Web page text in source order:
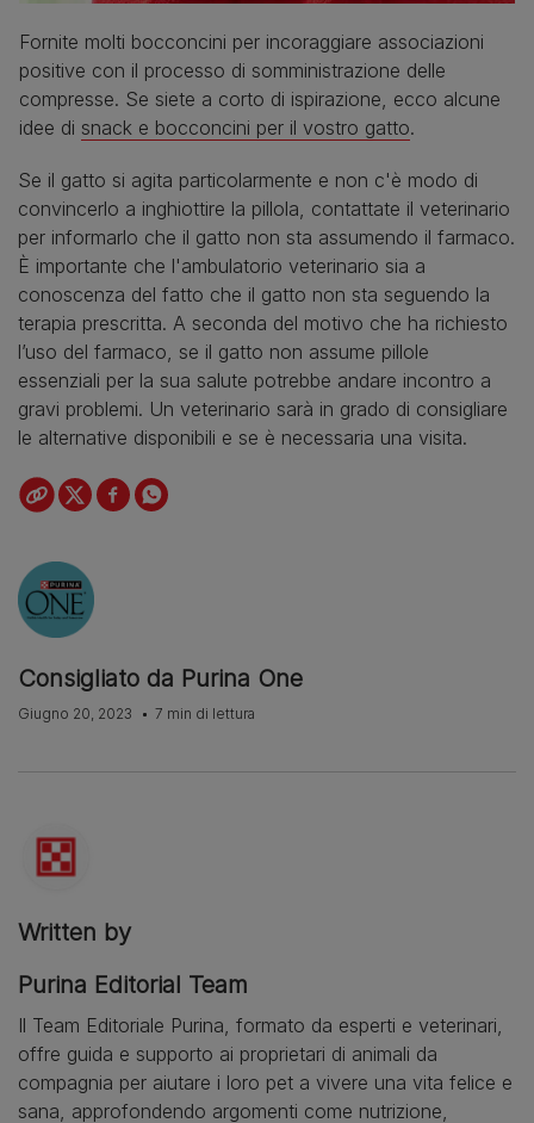
Fornite molti bocconcini per incoraggiare associazioni
positive con il processo di somministrazione delle
compresse. Se siete a corto di ispirazione, ecco alcune
idee di snack e bocconcini per il vostro gatto.
Se il gatto si agita particolarmente e non c'è modo di
convincerlo a inghiottire la pillola, contattate il veterinario
per informarlo che il gatto non sta assumendo il farmaco.
È importante che l'ambulatorio veterinario sia a
conoscenza del fatto che il gatto non sta seguendo la
terapia prescritta. A seconda del motivo che ha richiesto
l’uso del farmaco, se il gatto non assume pillole
essenziali per la sua salute potrebbe andare incontro a
gravi problemi. Un veterinario sarà in grado di consigliare
le alternative disponibili e se è necessaria una visita.
Consigliato da Purina One
Giugno 20, 2023 7 min di lettura
Written by
Purina Editorial Team
Il Team Editoriale Purina, formato da esperti e veterinari,
offre guida e supporto ai proprietari di animali da
compagnia per aiutare i loro pet a vivere una vita felice e
sana, approfondendo argomenti come nutrizione,